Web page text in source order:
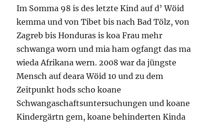
Im Somma 98 is des letzte Kind auf d’ Wöid
kemma und von Tibet bis nach Bad Tölz, von
Zagreb bis Honduras is koa Frau mehr
schwanga worn und mia ham ogfangt das ma
wieda Afrikana wern. 2008 war da jüngste
Mensch auf deara Wöid 10 und zu dem
Zeitpunkt hods scho koane
Schwangaschaftsuntersuchungen und koane
Kindergärtn gem, koane behinderten Kinda